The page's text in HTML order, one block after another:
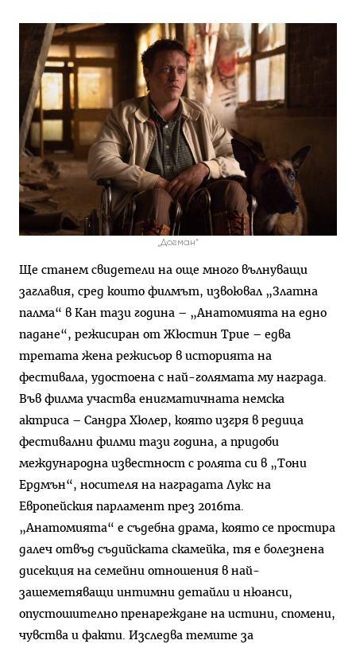
„Догман“
Ще станем свидетели на още много вълнуващи
заглавия, сред които филмът, извоювал „Златна
палма“ в Кан тази година – „Анатомията на едно
падане“, режисиран от Жюстин Трие – едва
третата жена режисьор в историята на
фестивала, удостоена с най-голямата му награда.
Във филма участва енигматичната немска
актриса – Сандра Хюлер, която изгря в редица
фестивални филми тази година, а придоби
международна известност с ролята си в „Тони
Ердмън“, носителя на наградата Лукс на
Европейския парламент през 2016та.
„Анатомията“ е съдебна драма, която се простира
далеч отвъд съдийската скамейка, тя е болезнена
дисекция на семейни отношения в най-
зашеметяващи интимни детайли и нюанси,
опустошително пренареждане на истини, спомени,
чувства и факти. Изследва темите за